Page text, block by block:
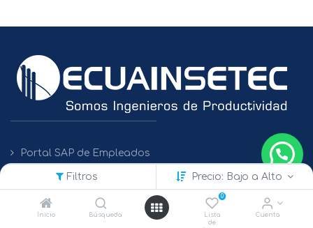
Filtros Precio: Bajo a Alto
Inicio Búsqueda
0
Lista
de
Cuenta
Portal SAP de Empleados
Políticas de Protección de Datos